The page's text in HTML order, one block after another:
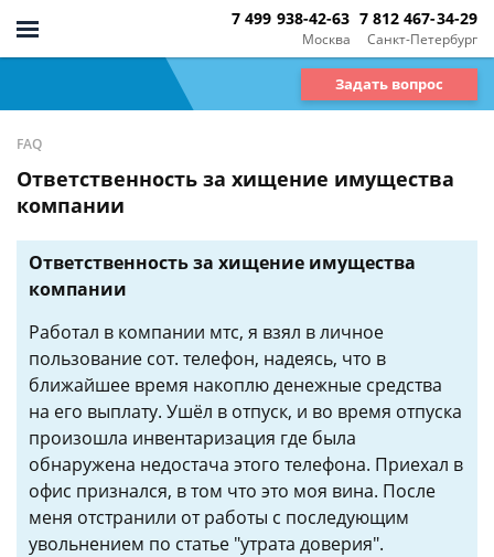
Москва
7 499 938-42-63
Санкт-Петербург
7 812 467-34-29
Задать вопрос
FAQ
Ответственность за хищение имущества
компании
Ответственность за хищение имущества
компании
Работал в компании мтс, я взял в личное
пользование сот. телефон, надеясь, что в
ближайшее время накоплю денежные средства
на его выплату. Ушёл в отпуск, и во время отпуска
произошла инвентаризация где была
обнаружена недостача этого телефона. Приехал в
офис признался, в том что это моя вина. После
меня отстранили от работы с последующим
увольнением по статье "утрата доверия".